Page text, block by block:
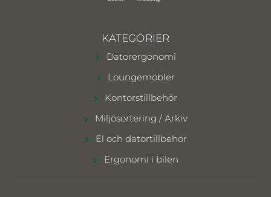
KATEGORIER
Datorergonomi
Loungemöbler
Kontorstillbehör
Miljösortering / Arkiv
El och datortillbehör
Ergonomi i bilen